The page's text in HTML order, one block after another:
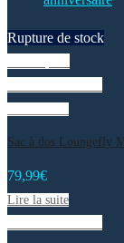
Rupture de stock
Sac à dos Loungefly
79,99€
Lire la suite